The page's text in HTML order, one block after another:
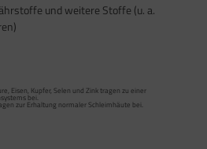
und weitere Stoffe (u. a.
Eisen, Kupfer, Selen und Zink tragen zu einer
bei.
zur Erhaltung normaler Schleimhäute bei.
B2, B3, Biotin und Zink tragen zur Erhaltung
bei.
Erhaltung normaler Schleimhäute (einschließlich
Funktion des Immunsystems bei.